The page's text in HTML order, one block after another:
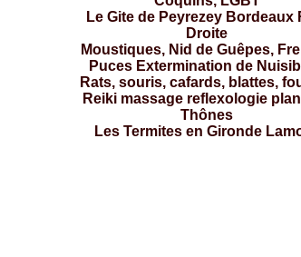
Le Gite de Peyrezey Bordeaux
Droite
Moustiques, Nid de Guêpes,
Puces Extermination de
Rats, souris, cafards, blattes,
Reiki massage reflexologie
Thônes
Les Termites en Gironde